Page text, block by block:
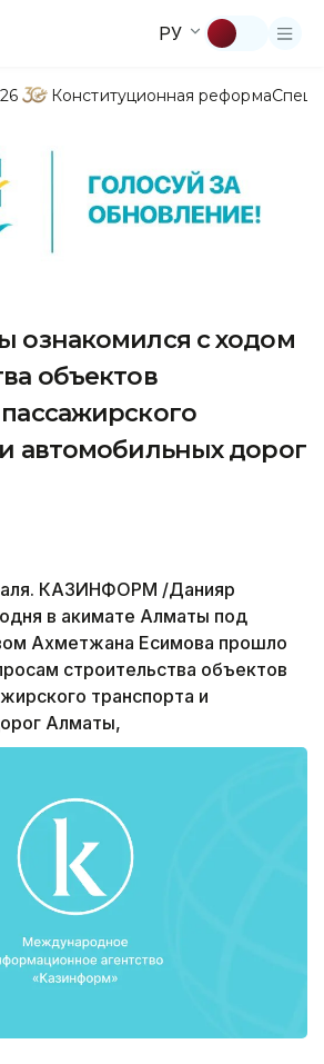
РУ
Конституционная реформа
ознакомился с ходом
объектов
автомобильных дорог
КАЗИНФОРМ /Данияр
в акимате Алматы под
Ахметжана Есимова прошло
строительства объектов
транспорта и
Алматы,